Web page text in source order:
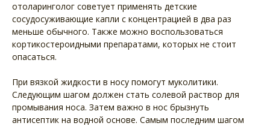
отоларинголог советует применять детские
сосудосуживающие капли с концентрацией в два раз
меньше обычного. Также можно воспользоваться
кортикостероидными препаратами, которых не стоит
опасаться.
При вязкой жидкости в носу помогут муколитики.
Следующим шагом должен стать солевой раствор для
промывания носа. Затем важно в нос брызнуть
антисептик на водной основе. Самым последним шагом